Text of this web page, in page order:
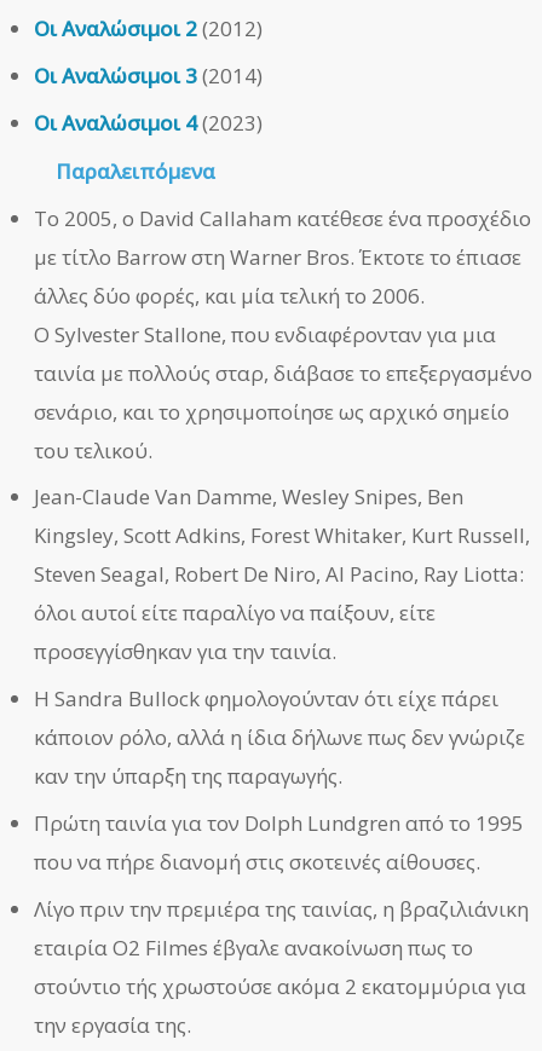
Οι Αναλώσιμοι 2(2012)
Οι Αναλώσιμοι 3(2014)
Οι Αναλώσιμοι 4(2023)
Παραλειπόμενα
Το 2005, ο David Callaham κατέθεσε ένα προσχέδιο
με τίτλο Barrow στη Warner Bros. Έκτοτε το έπιασε
άλλες δύο φορές, και μία τελική το 2006.
Ο Sylvester Stallone, που ενδιαφέρονταν για μια
ταινία με πολλούς σταρ, διάβασε το επεξεργασμένο
σενάριο, και το χρησιμοποίησε ως αρχικό σημείο
του τελικού.
Jean-Claude Van Damme, Wesley Snipes, Ben
Kingsley, Scott Adkins, Forest Whitaker, Kurt Russell,
Steven Seagal, Robert De Niro, Al Pacino, Ray Liotta:
όλοι αυτοί είτε παραλίγο να παίξουν, είτε
προσεγγίσθηκαν για την ταινία.
Η Sandra Bullock φημολογούνταν ότι είχε πάρει
κάποιον ρόλο, αλλά η ίδια δήλωνε πως δεν γνώριζε
καν την ύπαρξη της παραγωγής.
Πρώτη ταινία για τον Dolph Lundgren από το 1995
που να πήρε διανομή στις σκοτεινές αίθουσες.
Λίγο πριν την πρεμιέρα της ταινίας, η βραζιλιάνικη
εταιρία O2 Filmes έβγαλε ανακοίνωση πως το
στούντιο τής χρωστούσε ακόμα 2 εκατομμύρια για
την εργασία της.